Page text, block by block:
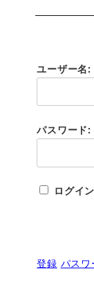
ユーザー名:
パスワード:
ログイ
登録 パスワ